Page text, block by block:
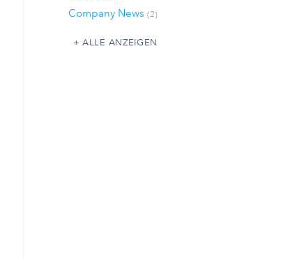
Company News(2)
ALLE ANZEIGEN